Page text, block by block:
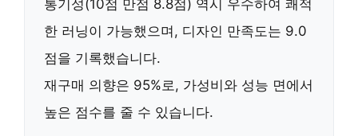
통기성(10점 만점 8.8점) 역시 우수하여 쾌적
한 러닝이 가능했으며, 디자인 만족도는 9.0
점을 기록했습니다.
재구매 의향은 95% 로, 가성비와 성능 면에서
높은 점수를 줄 수 있습니다.